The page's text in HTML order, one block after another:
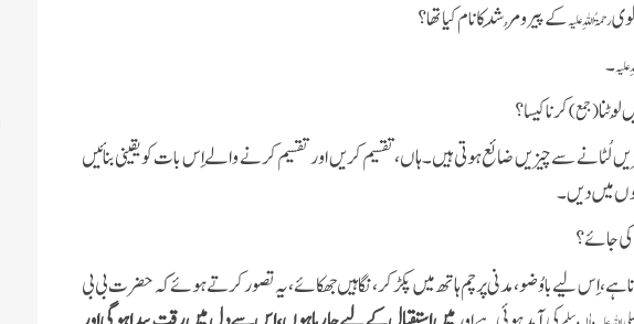
رحمۃُ اللہِ علیہکے پیر و مُرشِد کا نام کیا تھا؟
علیہ۔
( جمع)کرنا کیسا؟
لُٹانے سے چیزیں ضائع ہوتی ہیں۔ہاں،تقسیم کریں اور تقسیم کرنے والے اِس بات کو یقینی بنائیں
میں دیں۔
جائے؟
لیے باوُضو،مدنی پرچم ہاتھ میں پکڑ کر، نگاہیں جھکائے ، یہ تصور کرتے ہوئے کہ حضرت بی بی